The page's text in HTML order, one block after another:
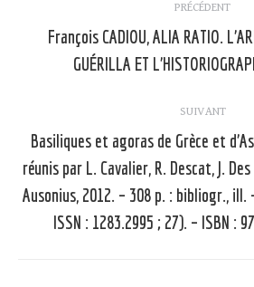
article
PRÉCÉDENT
Article
François CADIOU, ALIA RATIO.
GUÉRILLA ET
SUIVANT
Article
suivant
:
Basiliques et agoras de Grèce et
réunis par L. Cavalier, R. Descat, J.
Ausonius, 2012. – 308 p. : bibliogr., ill.
ISSN : 1283.2995 ; 27). – ISBN :